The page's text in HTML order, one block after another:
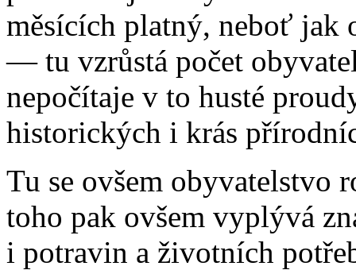
měsících platný, neboť jak
— tu vzrůstá počet
nepočítaje v to husté
historických i krás
Tu se ovšem obyvatelstvo
toho pak ovšem vyplývá
i potravin a životních